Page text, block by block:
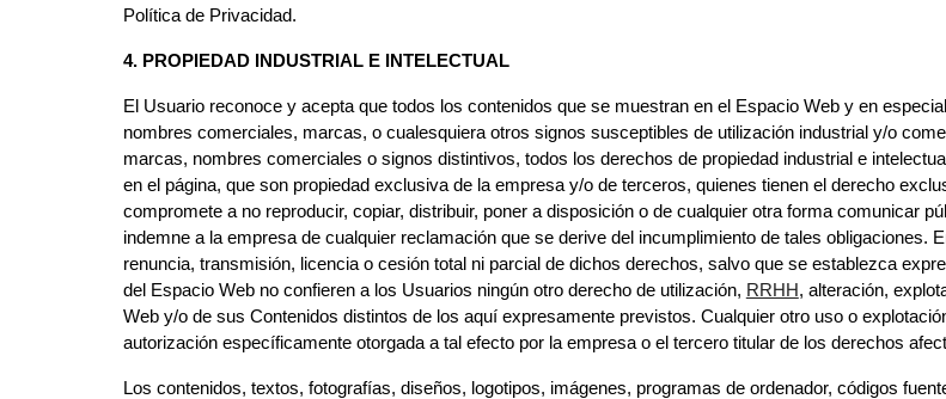
Política de Privacidad.
4. PROPIEDAD INDUSTRIAL E INTELECTUAL
El Usuario reconoce y acepta que todos los contenidos que se muestran en el Espacio Web y en
nombres comerciales, marcas, o cualesquiera otros signos susceptibles de utilización industrial y/o
marcas, nombres comerciales o signos distintivos, todos los derechos de propiedad industrial e
en el página, que son propiedad exclusiva de la empresa y/o de terceros, quienes tienen el derecho
compromete a no reproducir, copiar, distribuir, poner a disposición o de cualquier otra forma comunicar
indemne a la empresa de cualquier reclamación que se derive del incumplimiento de tales obligaciones.
renuncia, transmisión, licencia o cesión total ni parcial de dichos derechos, salvo que se establezca
del Espacio Web no confieren a los Usuarios ningún otro derecho de utilización, RRHH, alteración,
Web y/o de sus Contenidos distintos de los aquí expresamente previstos. Cualquier otro uso o
autorización específicamente otorgada a tal efecto por la empresa o el tercero titular de los derechos
Los contenidos, textos, fotografías, diseños, logotipos, imágenes, programas de ordenador, códigos